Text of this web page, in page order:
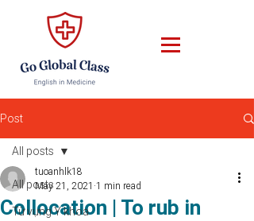
Post
All posts
Từ vựng Y khoa
All posts
Collocation | To rub in
tuoanhlk18
May 21, 2021 1 min read